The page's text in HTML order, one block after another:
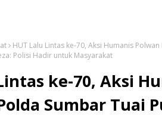
HUT Lalu Lintas ke-70, Aksi Humanis
Polisi Hadir untuk Masyarakat
ke-70, Aksi
Sumbar Tuai